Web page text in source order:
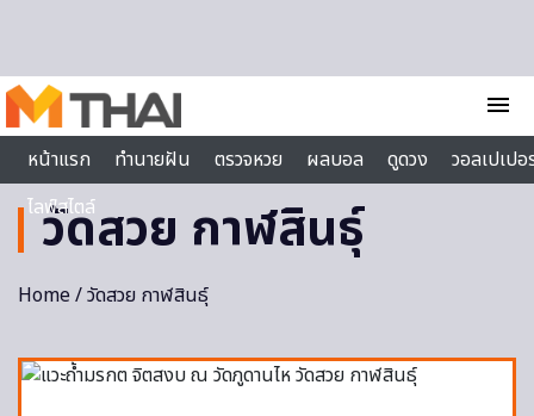
menu
หน้าแรก
ทำนายฝัน ตรวจหวย ผลบอล ดูดวง
วอลเปเป
ไลฟ์สไตล์
วัดสวย กาฬสินธุ์
Home/ วัดสวย กาฬสินธุ์